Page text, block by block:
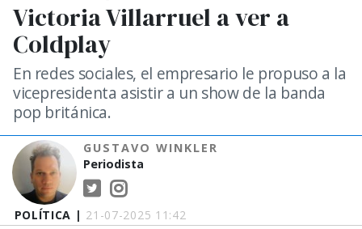
POLÍTICA | 21-07-2025 11:42
Victoria Villarruel a ver a
Coldplay
En redes sociales, el empresario le propuso a la
vicepresidenta asistir a un show de la banda
pop británica.
GUSTAVO WINKLER
Periodista